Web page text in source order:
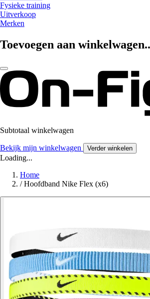
Fysieke training
Uitverkoop
Merken
Toevoegen aan
Subtotaal winkelwagen
Bekijk mijn winkelwagen Verder winkelen
Loading...
Home
/ Hoofdband Nike Flex (x6)